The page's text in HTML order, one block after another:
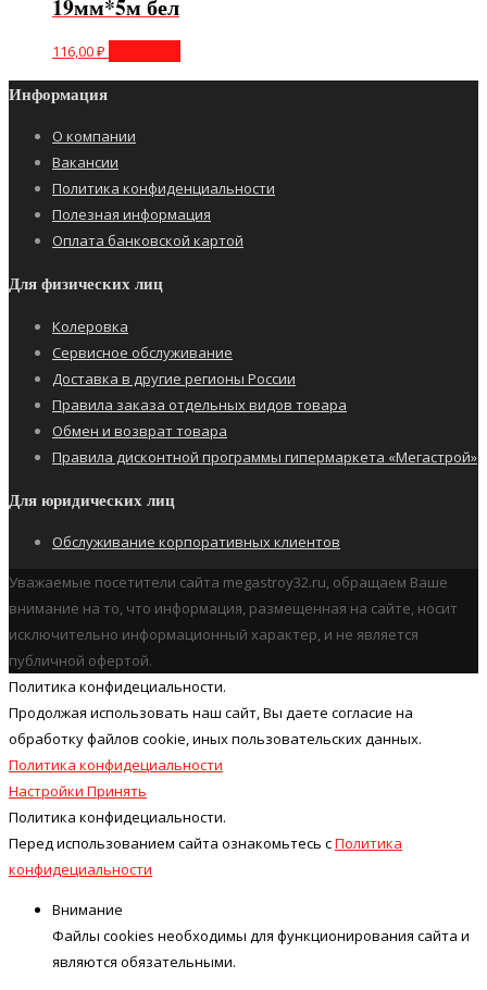
19мм*5м бел
116,00₽
Информация
О компании
Вакансии
Политика конфиденциальности
Полезная информация
Оплата банковской картой
Для физических лиц
Колеровка
Сервисное обслуживание
Доставка в другие регионы России
Правила заказа отдельных видов товара
Обмен и возврат товара
Правила дисконтной программы гипермаркета «Мегастрой»
Для юридических лиц
Обслуживание корпоративных клиентов
Уважаемые посетители сайта megastroy32.ru, обращаем Ваше
внимание на то, что информация, размещенная на сайте, носит
исключительно информационный характер, и не является
публичной офертой.
Политика конфидециальности.
Продолжая использовать наш cайт, Вы даете согласие на
обработку файлов cookie, иных пользовательских данных.
Политика конфидециальности
Настройки Принять
Политика конфидециальности.
Перед использованием сайта ознакомьтесь сПолитика
конфидециальности
Внимание
Файлы cookies необходимы для функционирования сайта и
являются обязательными.